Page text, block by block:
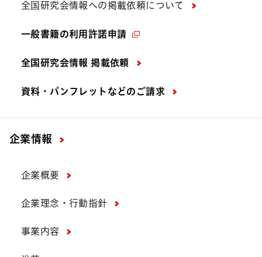
全国研究会情報への掲載依頼について
一般書籍の利用許諾申請
全国研究会情報 掲載依頼
資料・パンフレットなどの ご請求
企業情報
企業概要
企業理念・行動指針
事業内容